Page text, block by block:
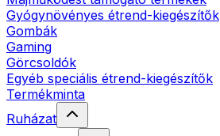
Gyógynövényes étrend-kiegészítők
Gombák
Gaming
Görcsoldók
Egyéb speciális étrend-kiegészítők
Termékminta
Ruházat